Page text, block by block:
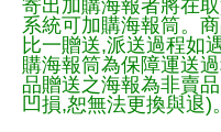
寄出加購海報者將在
系統可加購海報筒。
比一贈送,派送過程如
購海報筒為保障運送
品贈送之海報為非賣
凹損,恕無法更換與退)。